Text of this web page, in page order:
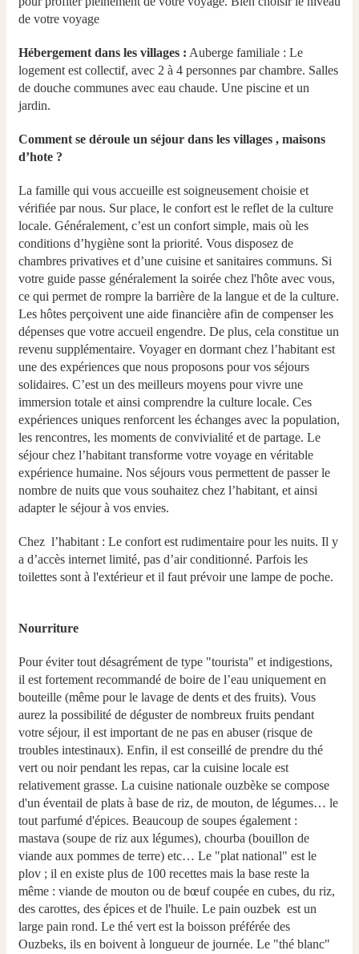
de votre voyage
Hébergement dans les villages : Auberge familiale : Le
logement est collectif, avec 2 à 4 personnes par chambre. Salles
de douche communes avec eau chaude. Une piscine et un
jardin.
Comment se déroule un séjour dans les villages , maisons
d’hote ?
La famille qui vous accueille est soigneusement choisie et
vérifiée par nous. Sur place, le confort est le reflet de la culture
locale. Généralement, c’est un confort simple, mais où les
conditions d’hygiène sont la priorité. Vous disposez de
chambres privatives et d’une cuisine et sanitaires communs. Si
votre guide passe généralement la soirée chez l'hôte avec vous,
ce qui permet de rompre la barrière de la langue et de la culture.
Les hôtes perçoivent une aide financière afin de compenser les
dépenses que votre accueil engendre. De plus, cela constitue un
revenu supplémentaire. Voyager en dormant chez l’habitant est
une des expériences que nous proposons pour vos séjours
solidaires. C’est un des meilleurs moyens pour vivre une
immersion totale et ainsi comprendre la culture locale. Ces
expériences uniques renforcent les échanges avec la population,
les rencontres, les moments de convivialité et de partage. Le
séjour chez l’habitant transforme votre voyage en véritable
expérience humaine. Nos séjours vous permettent de passer le
nombre de nuits que vous souhaitez chez l’habitant, et ainsi
adapter le séjour à vos envies.
Chez l’habitant : Le confort est rudimentaire pour les nuits. Il y
a d’accès internet limité, pas d’air conditionné. Parfois les
toilettes sont à l'extérieur et il faut prévoir une lampe de poche.
Nourriture
Pour éviter tout désagrément de type "tourista" et indigestions,
il est fortement recommandé de boire de l’eau uniquement en
bouteille (même pour le lavage de dents et des fruits). Vous
aurez la possibilité de déguster de nombreux fruits pendant
votre séjour, il est important de ne pas en abuser (risque de
troubles intestinaux). Enfin, il est conseillé de prendre du thé
vert ou noir pendant les repas, car la cuisine locale est
relativement grasse. La cuisine nationale ouzbèke se compose
d'un éventail de plats à base de riz, de mouton, de légumes… le
tout parfumé d'épices. Beaucoup de soupes également :
mastava (soupe de riz aux légumes), chourba (bouillon de
viande aux pommes de terre) etc… Le "plat national" est le
plov ; il en existe plus de 100 recettes mais la base reste la
même : viande de mouton ou de bœuf coupée en cubes, du riz,
des carottes, des épices et de l'huile. Le pain ouzbek est un
large pain rond. Le thé vert est la boisson préférée des
Ouzbeks, ils en boivent à longueur de journée. Le "thé blanc"